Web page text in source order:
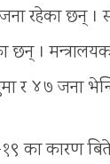
रहेका छन् ।
छन् ।
र ४७ जना
का कारण